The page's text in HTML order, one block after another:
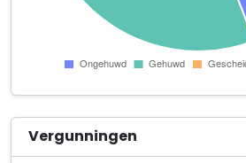
Orthopedagogenpraktijk
Laan van Westenenk 162
Passie voor Jeugd en Gezin
Veenweg 38 B -1
Pedicuresalon De Zonnebloem
Van Roekelweg 60
Vergunningen